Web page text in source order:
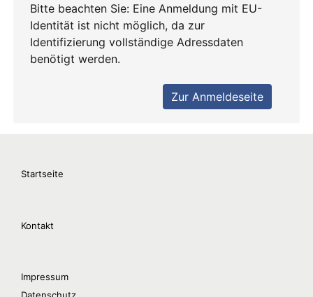
Startseite
Kontakt
Impressum
Datenschutz